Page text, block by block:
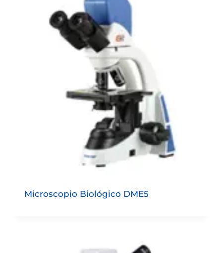
Microscopio Biológico DME5